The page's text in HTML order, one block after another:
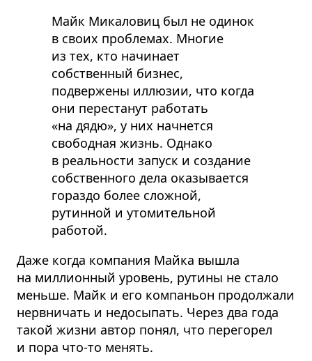
Майк Микаловиц был не одинок
в своих проблемах. Многие
из тех, кто начинает
собственный бизнес,
подвержены иллюзии, что когда
они перестанут работать
«на дядю», у них начнется
свободная жизнь. Однако
в реальности запуск и создание
собственного дела оказывается
гораздо более сложной,
рутинной и утомительной
работой.
Даже когда компания Майка вышла
на миллионный уровень, рутины не стало
меньше. Майк и его компаньон продолжали
нервничать и недосыпать. Через два года
такой жизни автор понял, что перегорел
и пора что-то менять.